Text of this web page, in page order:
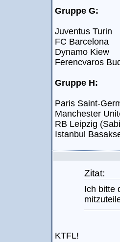
Gruppe G:
Juventus Turin
FC Barcelona
Dynamo Kiew
Ferencvaros
Gruppe H:
Paris Saint-
Manchester
RB Leipzig
Istanbul
Zitat:
Ich bitte
KTFL!